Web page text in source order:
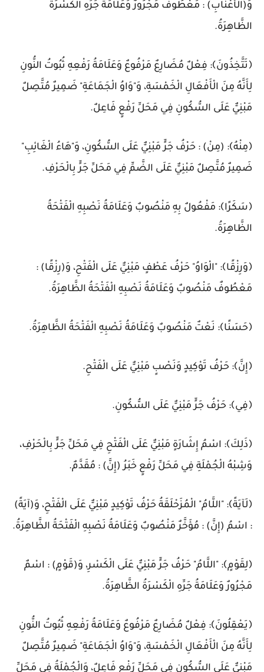
وَ(الْأَعْنَابِ) : مَعْطُوفٌ مَجْرُورٌ وَعَلَامَةُ جَرِّهِ الْكَسْرَةُ
الظَّاهِرَةُ.
﴿تَتَّخِذُونَ﴾: فِعْلٌ مُضَارِعٌ مَرْفُوعٌ وَعَلَامَةُ رَفْعِهِ ثُبُوتُ النُّونِ
لِأَنَّهُ مِنَ الْأَفْعَالِ الْخَمْسَةِ، وَ"وَاوُ الْجَمَاعَةِ" ضَمِيرٌ مُتَّصِلٌ
مَبْنِيٌّ عَلَى السُّكُونِ فِي مَحَلِّ رَفْعٍ فَاعِلٌ.
﴿مِنْهُ﴾: (مِنْ) : حَرْفُ جَرٍّ مَبْنِيٌّ عَلَى السُّكُونِ، وَ"هَاءُ الْغَائِبِ"
ضَمِيرٌ مُتَّصِلٌ مَبْنِيٌّ عَلَى الضَّمِّ فِي مَحَلِّ جَرٍّ بِالْحَرْفِ.
﴿سَكَرًا﴾: مَفْعُولٌ بِهِ مَنْصُوبٌ وَعَلَامَةُ نَصْبِهِ الْفَتْحَةُ
الظَّاهِرَةُ.
﴿وَرِزْقًا﴾: "الْوَاوُ" حَرْفُ عَطْفٍ مَبْنِيٌّ عَلَى الْفَتْحِ، وَ(رِزْقًا) :
مَعْطُوفٌ مَنْصُوبٌ وَعَلَامَةُ نَصْبِهِ الْفَتْحَةُ الظَّاهِرَةُ.
﴿حَسَنًا﴾: نَعْتٌ مَنْصُوبٌ وَعَلَامَةُ نَصْبِهِ الْفَتْحَةُ الظَّاهِرَةُ.
﴿إِنَّ﴾: حَرْفُ تَوْكِيدٍ وَنَصْبٍ مَبْنِيٌّ عَلَى الْفَتْحِ.
﴿فِي﴾: حَرْفُ جَرٍّ مَبْنِيٌّ عَلَى السُّكُونِ.
﴿ذَلِكَ﴾: اسْمُ إِشَارَةٍ مَبْنِيٌّ عَلَى الْفَتْحِ فِي مَحَلِّ جَرٍّ بِالْحَرْفِ،
وَشِبْهُ الْجُمْلَةِ فِي مَحَلِّ رَفْعٍ خَبَرُ (إِنَّ) : مُقَدَّمٌ.
﴿لَآيَةً﴾: "اللَّامُ" الْمُزَحْلَقَةُ حَرْفُ تَوْكِيدٍ مَبْنِيٌّ عَلَى الْفَتْحِ، وَ(آيَةً)
: اسْمُ (إِنَّ) : مُؤَخَّرٌ مَنْصُوبٌ وَعَلَامَةُ نَصْبِهِ الْفَتْحَةُ الظَّاهِرَةُ.
﴿لِقَوْمٍ﴾: "اللَّامُ" حَرْفُ جَرٍّ مَبْنِيٌّ عَلَى الْكَسْرِ، وَ(قَوْمٍ) : اسْمٌ
مَجْرُورٌ وَعَلَامَةُ جَرِّهِ الْكَسْرَةُ الظَّاهِرَةُ.
﴿يَعْقِلُونَ﴾: فِعْلٌ مُضَارِعٌ مَرْفُوعٌ وَعَلَامَةُ رَفْعِهِ ثُبُوتُ النُّونِ
لِأَنَّهُ مِنَ الْأَفْعَالِ الْخَمْسَةِ، وَ"وَاوُ الْجَمَاعَةِ" ضَمِيرٌ مُتَّصِلٌ
مَبْنِيٌّ عَلَى السُّكُونِ فِي مَحَلِّ رَفْعٍ فَاعِلٌ، وَالْجُمْلَةُ فِي مَحَلِّ